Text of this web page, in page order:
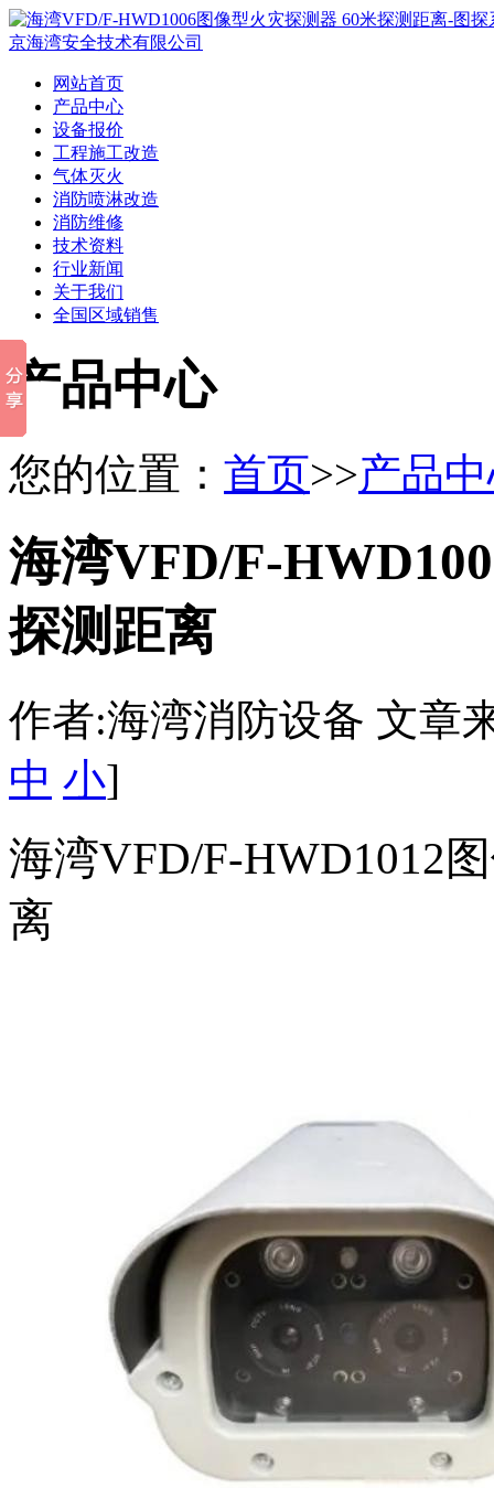
网站首页
产品中心
设备报价
工程施工改造
气体灭火
消防喷淋改造
消防维修
技术资料
行业新闻
关于我们
全国区域销售
产品中心
您的位置： 首页>>产品
海湾VFD/F-
探测距离
作者:海湾消防设备 文章
中 小]
海湾VFD/F-HWD1012
离